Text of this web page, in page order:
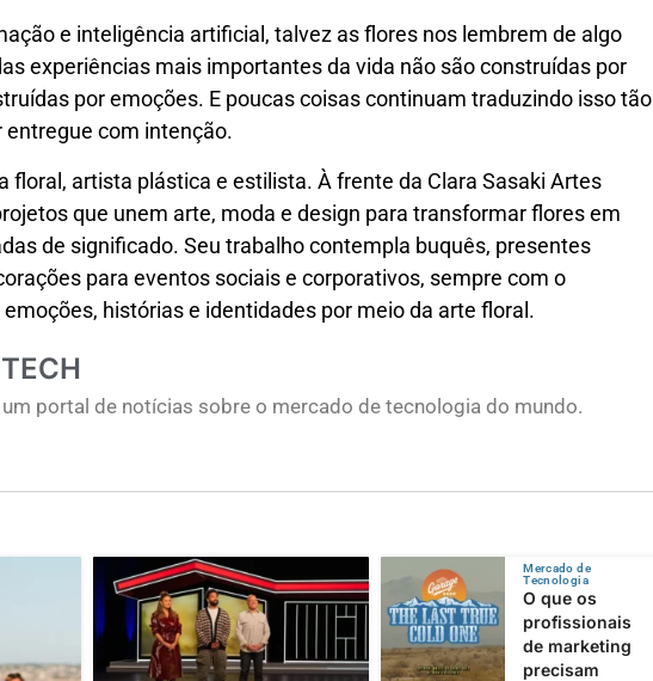
e inteligência artificial, talvez as flores nos lembrem de algo
experiências mais importantes da vida não são construídas por
por emoções. E poucas coisas continuam traduzindo isso tão
com intenção.
floral, artista plástica e estilista. À frente da Clara Sasaki Artes
que unem arte, moda e design para transformar flores em
de significado. Seu trabalho contempla buquês, presentes
para eventos sociais e corporativos, sempre com o
histórias e identidades por meio da arte floral.
portal de notícias sobre o mercado de tecnologia do mundo.
Mercado de
Tecnologia
O que os
profissionais
de marketing
precisam